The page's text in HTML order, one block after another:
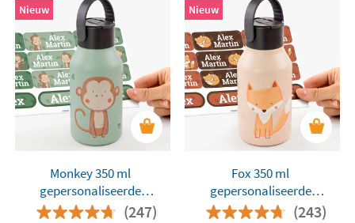
Nieuw
Monkey 350 ml
gepersonaliseerde
Runbott-thermosfles
(247)
Nieuw
Fox 350 ml
gepersonaliseerde
Runbott-thermosfles
(243)